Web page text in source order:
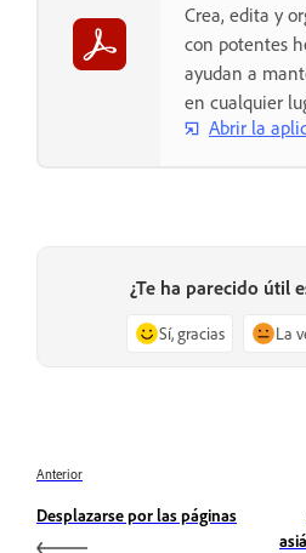
Crea, edita y
con potentes
ayudan a
en cualquier
Abrir la
¿Te ha parecido útil
Sí, gracias La
Anterior
Desplazarse por las páginas